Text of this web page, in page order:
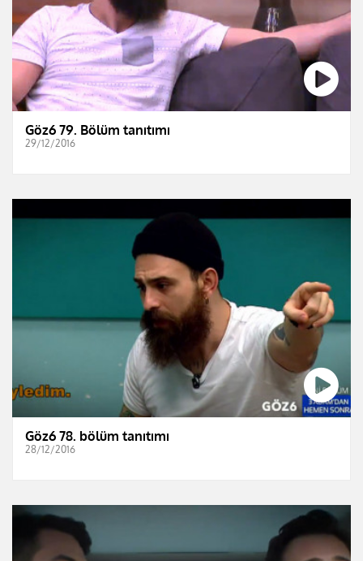
Göz6 79. Bölüm tanıtımı
29/12/2016
Göz6 78. bölüm tanıtımı
28/12/2016